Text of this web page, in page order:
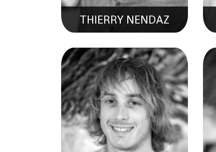
THIERRY NENDAZ
ABEL HENRIOT
Hydrogéologue & Datascientist